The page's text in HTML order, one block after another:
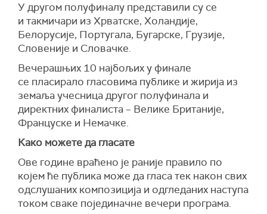
У другом полуфиналу представили су се
и такмичари из Хрватске, Холандије,
Белорусије, Португала, Бугарске, Грузије,
Словеније и Словачке.
Вечерашњих 10 најбољих у финале
се пласирало гласовима публике и жирија из
земаља учесница другог полуфинала и
директних финалиста – Велике Британије,
Француске и Немачке.
Како можете да гласате
Ове године враћено је раније правило по
којем ће публика може да гласа тек након свих
одслушаних композиција и одгледаних наступа
током сваке појединачне вечери програма.